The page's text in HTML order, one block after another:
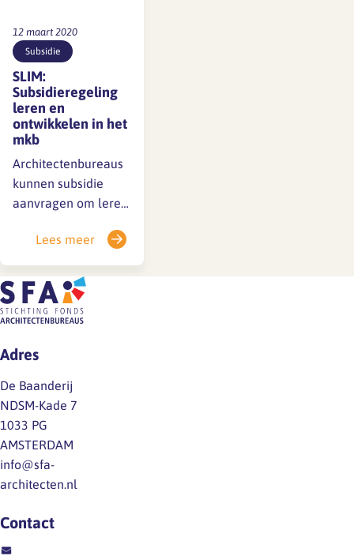
12 maart 2020
Subsidie
SLIM:
Subsidieregeling
leren en
ontwikkelen in het
mkb
Architectenbureaus
kunnen subsidie
aanvragen om leren
stimuleren. De
minister van Sociale
Zaken en
Werkgelegenheid
stelt jaarlijks € 48
voorde zogeheten
SLIM-regeling. Wat
is er mogelijk? Deze
subsidie is onder
meer bedoeld om
een bedrijfsschool
(in de
vaak in de vorm…
Lees meer
Adres
De Baanderij
NDSM-Kade 7
1033 PG
AMSTERDAM
info@sfa-
architecten.nl
Contact